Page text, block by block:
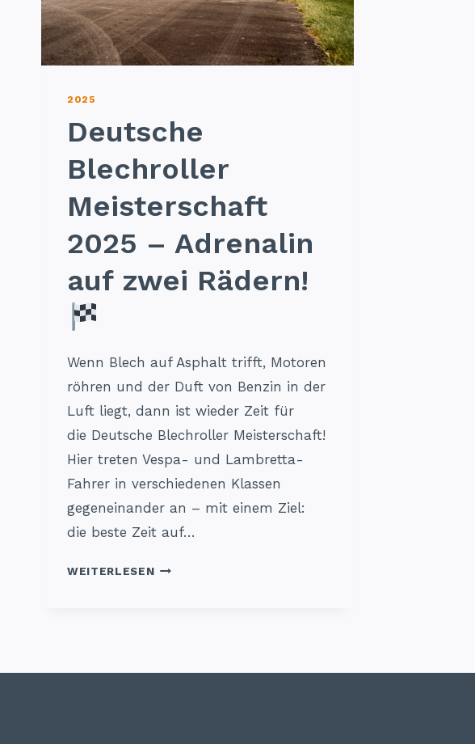
2025
Deutsche
Blechroller
Meisterschaft
2025 – Adrenalin
auf zwei Rädern!
Wenn Blech auf Asphalt trifft, Motoren
röhren und der Duft von Benzin in der
Luft liegt, dann ist wieder Zeit für
die Deutsche Blechroller Meisterschaft!
Hier treten Vespa- und Lambretta-
Fahrer in verschiedenen Klassen
gegeneinander an – mit einem Ziel:
die beste Zeit auf…
WEITERLESENDEUTSCHE